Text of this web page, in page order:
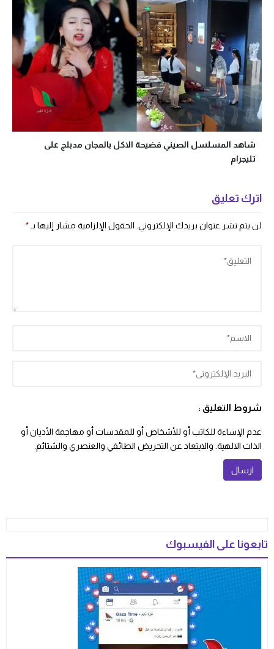
شاهد المسلسل الصيني فضيحة الاكل بالمجان مدبلج على
تليجرام
اترك تعليق
لن يتم نشر عنوان بريدك الإلكتروني. الحقول الإلزامية مشار إليها بـ *
شروط التعليق :
عدم الإساءة للكاتب أو للأشخاص أو للمقدسات أو مهاجمة الأديان أو
الذات الالهية. والابتعاد عن التحريض الطائفي والعنصري والشتائم.
تابعونا على الفيسبوك